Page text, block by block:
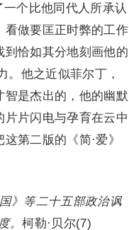
个比他同代人所承认
看做要匡正时弊的工作
恰如其分地刻画他的
。他之近似菲尔丁，
是杰出的，他的幽默
片闪电与孕育在云中
第二版的《简·爱》
》等二十五部政治讽
。柯勒·贝尔(7)